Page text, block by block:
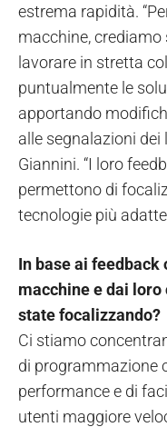
estrema rapidità.
macchine,
lavorare in stretta
puntualmente le
apportando
alle segnalazioni dei
Giannini. “I loro
permettono di
tecnologie più
In base ai
macchine e dai
state focalizzando?
Ci stiamo
di programmazione
performance e di
utenti maggiore